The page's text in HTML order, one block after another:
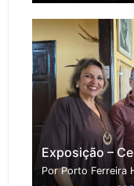
Exposição –
Por Porto Ferreira